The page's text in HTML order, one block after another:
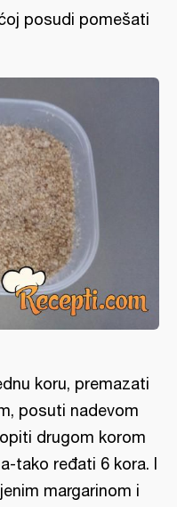
posudi pomešati
koru, premazati
posuti nadevom
drugom korom
tako ređati 6 kora. I
margarinom i